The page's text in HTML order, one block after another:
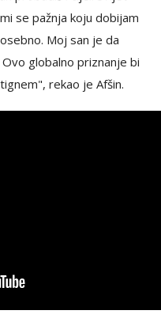
se pažnja koju dobijam
Moj san je da
globalno priznanje bi
rekao je Afšin.